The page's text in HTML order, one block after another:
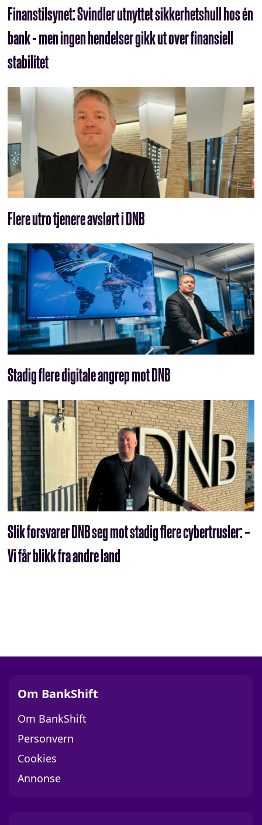
Finanstilsynet: Svindler utnyttet sikkerhetshull hos én
bank - men ingen hendelser gikk ut over finansiell
stabilitet
Flere utro tjenere avslørt i DNB
Stadig flere digitale angrep mot DNB
Slik forsvarer DNB seg mot stadig flere cybertrusler: –
Vi får blikk fra andre land
Om BankShift
Om BankShift
Personvern
Cookies
Annonse